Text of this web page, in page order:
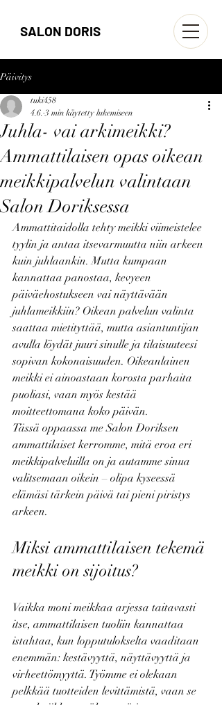
SALON DORIS
Päivitys
Juhla- vai arkimeikki?
Ammattilaisen opas oikean
meikkipalvelun valintaan
Salon Doriksessa
tuki458
4.6. 3 min käytetty lukemiseen
Ammattitaidolla tehty meikki viimeistelee
tyylin ja antaa itsevarmuutta niin arkeen
kuin juhlaankin. Mutta kumpaan
kannattaa panostaa, kevyeen
päiväehostukseen vai näyttävään
juhlameikkiin? Oikean palvelun valinta
saattaa mietityttää, mutta asiantuntijan
avulla löydät juuri sinulle ja tilaisuuteesi
sopivan kokonaisuuden. Oikeanlainen
meikki ei ainoastaan korosta parhaita
puoliasi, vaan myös kestää
moitteettomana koko päivän.
Tässä oppaassa me Salon Doriksen
ammattilaiset kerromme, mitä eroa eri
meikkipalveluilla on ja autamme sinua
valitsemaan oikein – olipa kyseessä
elämäsi tärkein päivä tai pieni piristys
arkeen.
Miksi ammattilaisen tekemä
meikki on sijoitus?
Vaikka moni meikkaa arjessa taitavasti
itse, ammattilaisen tuoliin kannattaa
istahtaa, kun lopputulokselta vaaditaan
enemmän: kestävyyttä, näyttävyyttä ja
virheettömyyttä. Työmme ei olekaan
pelkkää tuotteiden levittämistä, vaan se